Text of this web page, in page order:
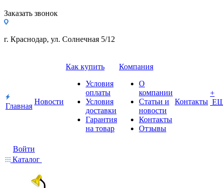
Заказать звонок
г. Краснодар, ул. Солнечная 5/12
Главная
Новости
Как купить
Условия
оплаты
Условия
доставки
Гарантия
на товар
Компания
О
компании
Статьи и
новости
Контакты
Отзывы
Контакты
+
Войти
Каталог